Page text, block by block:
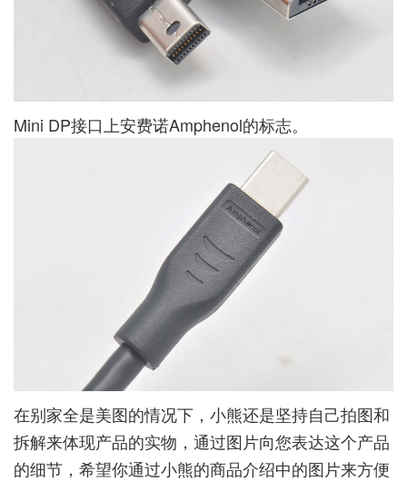
Mini DP接口上安费诺Amphenol的标志。
在别家全是美图的情况下，小熊还是坚持自己拍图和
拆解来体现产品的实物，通过图片向您表达这个产品
的细节，希望你通过小熊的商品介绍中的图片来方便